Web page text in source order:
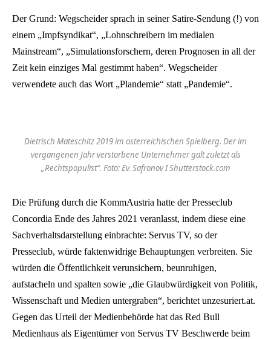
Der Grund: Wegscheider sprach in seiner Satire-Sendung (!) von
einem „Impfsyndikat“, „Lohnschreibern im medialen
Mainstream“, „Simulationsforschern, deren Prognosen in all der
Zeit kein einziges Mal gestimmt haben“. Wegscheider
verwendete auch das Wort „Plandemie“ statt „Pandemie“.
Dietrisch Mateschitz 2019 im österreichischen Spielberg. Der im
vergangenen Jahr verstorbene Unternehmer galt zuletzt als
„Rechtspopulist“. Foto: Ev. Safronov I Shutterstock.com
Die Prüfung durch die KommAustria hatte der Presseclub
Concordia Ende des Jahres 2021 veranlasst, indem diese eine
Sachverhaltsdarstellung einbrachte: Servus TV, so der
Presseclub, würde faktenwidrige Behauptungen verbreiten. Sie
würden die Öffentlichkeit verunsichern, beunruhigen,
aufstacheln und spalten sowie „die Glaubwürdigkeit von Politik,
Wissenschaft und Medien untergraben“, berichtet unzesuriert.at.
Gegen das Urteil der Medienbehörde hat das Red Bull
Medienhaus als Eigentümer von Servus TV Beschwerde beim